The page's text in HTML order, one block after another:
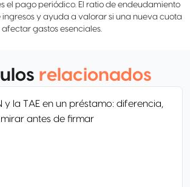
el pago periódico. El ratio de endeudamiento
y ayuda a valorar si una nueva cuota
gastos esenciales.
relacionados